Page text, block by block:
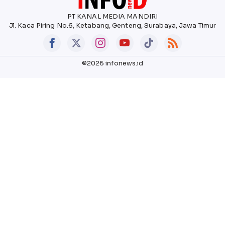
PT KANAL MEDIA MANDIRI
Jl. Kaca Piring No.6, Ketabang, Genteng, Surabaya, Jawa Timur
©2026 infonews.id